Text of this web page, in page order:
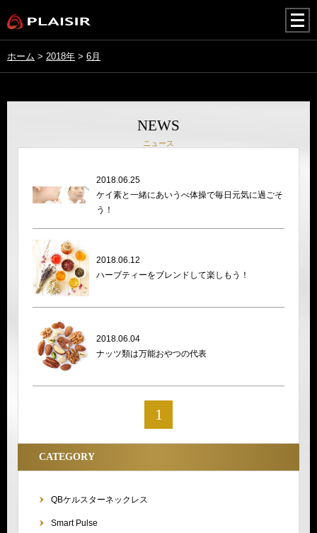
ホーム > 2018年 > 6月
NEWS
ニュース
2018.06.25
ケイ素と一緒にあいうべ体操で毎日元気に過ごそ
う！
2018.06.12
ハーブティーをブレンドして楽しもう！
2018.06.04
ナッツ類は万能おやつの代表
1
CATEGORY
QBケルスターネックレス
Smart Pulse